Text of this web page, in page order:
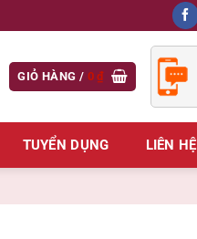
GIỎ HÀNG / 0₫
TUYỂN DỤNG LIÊN HỆ